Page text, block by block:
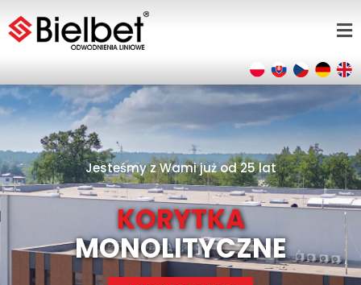
Jesteśmy z Wami już od 25 lat
KORYTKA
MONOLITYCZNE